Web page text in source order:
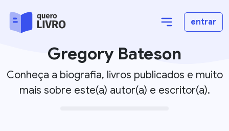
entrar
Gregory Bateson
Conheça a biografia, livros publicados e muito
mais sobre este(a) autor(a) e escritor(a).